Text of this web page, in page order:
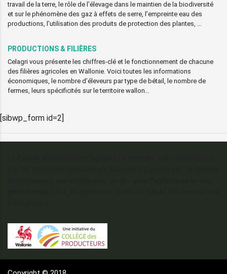
travail de la terre, le rôle de l’élevage dans le maintien de la biodiversité
et sur le phénomène des gaz à effets de serre, l’empreinte eau des
productions, l’utilisation des produits de protection des plantes, …
PRODUCTIONS & FILIÈRES
Celagri vous présente les chiffres-clé et le fonctionnement de chacune
des filières agricoles en Wallonie. Voici toutes les informations
économiques, le nombre d’éleveurs par type de bétail, le nombre de
fermes, leurs spécificités sur le territoire wallon…
[sibwp_form id=2]